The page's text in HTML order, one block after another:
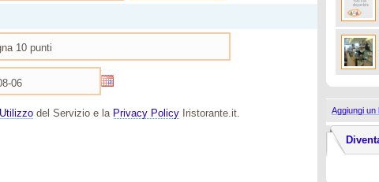
del Servizio e la Privacy PolicyIristorante.it. Aggiungi un